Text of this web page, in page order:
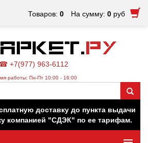
Товаров: 0 На сумму: 0 руб
☎ +7(977) 963-6112
работы: Пн-Пт 10:00 - 16:00
для вас в обычном режиме. Все
доставку до пункта выдачи
компанией "СДЭК" по ее тарифам.